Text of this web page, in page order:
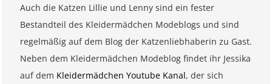
Auch die Katzen Lillie und Lenny sind ein fester
Bestandteil des Kleidermädchen Modeblogs und sind
regelmäßig auf dem Blog der Katzenliebhaberin zu Gast.
Neben dem Kleidermädchen Modeblog findet ihr Jessika
auf dem Kleidermädchen Youtube Kanal, der sich